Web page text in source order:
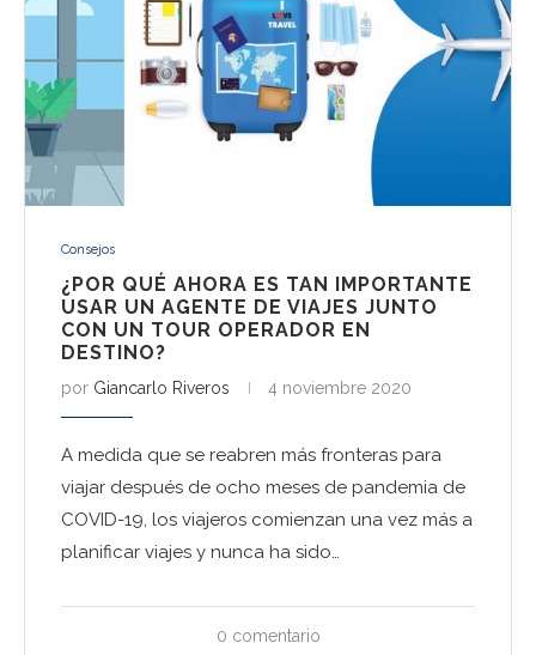
Consejos
¿POR QUÉ AHORA ES TAN IMPORTANTE
USAR UN AGENTE DE VIAJES JUNTO
CON UN TOUR OPERADOR EN
DESTINO?
por Giancarlo Riveros 4 noviembre 2020
A medida que se reabren más fronteras para
viajar después de ocho meses de pandemia de
COVID-19, los viajeros comienzan una vez más a
planificar viajes y nunca ha sido…
0 comentario